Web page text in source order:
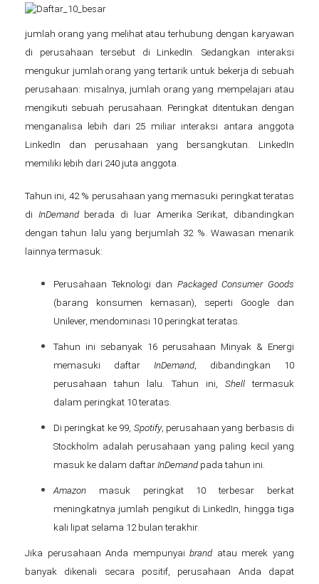
jumlah orang yang melihat atau terhubung dengan karyawan
di perusahaan tersebut di LinkedIn. Sedangkan interaksi
mengukur jumlah orang yang tertarik untuk bekerja di sebuah
perusahaan: misalnya, jumlah orang yang mempelajari atau
mengikuti sebuah perusahaan. Peringkat ditentukan dengan
menganalisa lebih dari 25 miliar interaksi antara anggota
LinkedIn dan perusahaan yang bersangkutan. LinkedIn
memiliki lebih dari 240 juta anggota.
Tahun ini, 42 % perusahaan yang memasuki peringkat teratas
di InDemandberada di luar Amerika Serikat, dibandingkan
dengan tahun lalu yang berjumlah 32 %. Wawasan menarik
lainnya termasuk:
Perusahaan Teknologi dan Packaged Consumer Goods
(barang konsumen kemasan), seperti Google dan
Unilever, mendominasi 10 peringkat teratas.
Tahun ini sebanyak 16 perusahaan Minyak & Energi
memasuki daftar InDemand, dibandingkan 10
perusahaan tahun lalu. Tahun ini, Shell termasuk
dalam peringkat 10 teratas.
Di peringkat ke 99, Spotify, perusahaan yang berbasis di
Stockholm adalah perusahaan yang paling kecil yang
masuk ke dalam daftar InDemandpada tahun ini.
Amazon masuk peringkat 10 terbesar berkat
meningkatnya jumlah pengikut di LinkedIn, hingga tiga
kali lipat selama 12 bulan terakhir.
Jika perusahaan Anda mempunyaibrandatau merek yang
banyak dikenali secara positif, perusahaan Anda dapat